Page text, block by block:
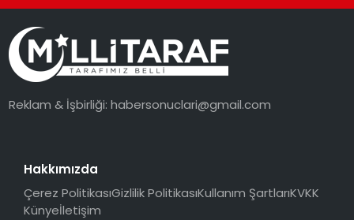
Reklam & İşbirliği:habersonuclari@gmail.com
Hakkımızda
Çerez PolitikasıGizlilik PolitikasıKullanım ŞartlarıKVKK
Künyeİletişim